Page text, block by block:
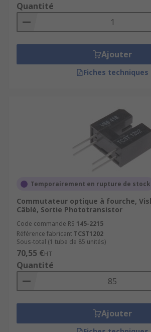
Quantité
Ajouter
Fiches techniques
Temporairement en rupture de stock
Commutateur optique à fourche,
Câblé, Sortie Phototransistor
Code commande RS 145-2215
Référence fabricant TCST1202
Sous-total (1 tube de 85 unités)
70,55 €HT
Quantité
Ajouter